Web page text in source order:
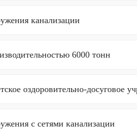
канализации
6000 тонн
оздоровительно-досуговое
с сетями канализации